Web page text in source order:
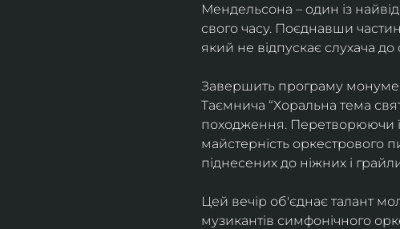
Мендельсона – один із
свого часу. Поєднавши
який не відпускає слухача до
Завершить програму
Таємнича “Хоральна тема
походження. Перетворюючи
майстерність оркестрового
піднесених до ніжних і
Цей вечір об'єднає талант
музикантів симфонічного